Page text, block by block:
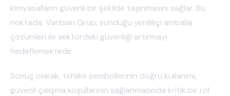
kimyasalların güvenli bir şekilde taşınmasını sağlar. Bu
noktada, Varilsan Grup, sunduğu yenilikçi ambalaj
çözümleri ile sektördeki güvenliği artırmayı
hedeflemektedir.
Sonuç olarak, tehlike sembollerinin doğru kullanımı,
güvenli çalışma koşullarının sağlanmasında kritik bir rol